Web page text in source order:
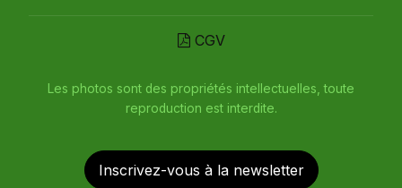
CGV
Les photos sont des propriétés intellectuelles, toute
reproduction est interdite.
Inscrivez-vous à la newsletter